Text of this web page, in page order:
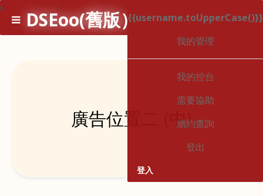
DSEoo(舊版）{{username.toUpperCase()}}
我的管理
我的控台
需要協助
續約查詢
登出
登入
1
廣告位置二 (中)